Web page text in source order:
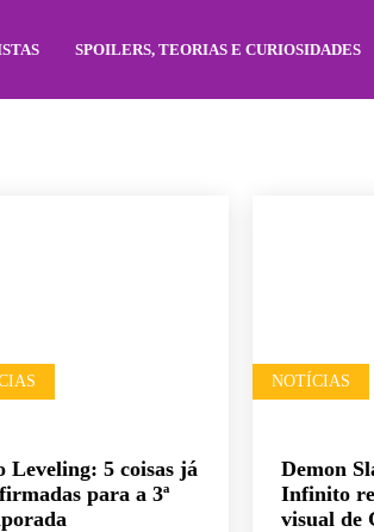
SPOILERS, TEORIAS E CURIOSIDADES
Leveling: 5 coisas já
para a 3ª
NOTÍCIAS
Demon
Infinito
visual de